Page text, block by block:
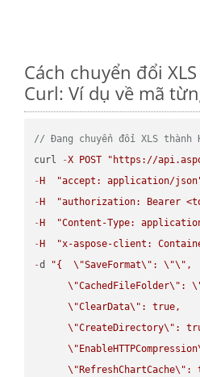
Cách chuyển đổi
Curl: Ví dụ về mã
// Đang chuyển đổi XLS thành
curl
-X POST
"https://
- H
"accept: application/
- H
"authorization: Bearer
- H
"Content-Type:
- H
"x-aspose-client:
-d "{ \"SaveFormat\" : \"\" ,
\"CachedFileFolder\" :
\"ClearData\" : true,
\"CreateDirectory\" :
\" EnableHTTPCompression
\" RefreshChartCache\" :